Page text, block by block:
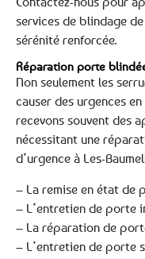
services de blindage
sérénité renforcée.
Réparation porte
Non seulement les
causer des urgences
recevons souvent des
nécessitant une
d’urgence à Les-
– La remise en état de
– L’entretien de porte
– La réparation de
– L’entretien de porte